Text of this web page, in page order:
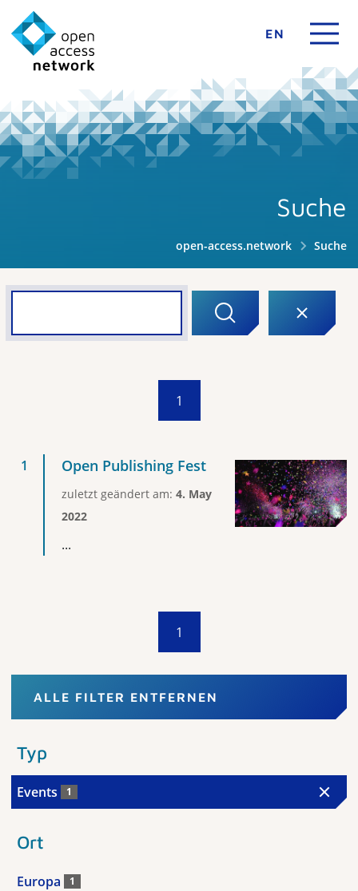
EN
Suche
open-access.network Suche
1
Open Publishing Fest
zuletzt geändert am: 4. May
2022
...
1
ALLE FILTER ENTFERNEN
Typ
Events 1
Ort
Europa 1